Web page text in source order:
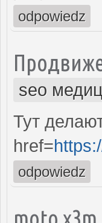
odpowiedz
seo
Тут
href=
odpowiedz
moto